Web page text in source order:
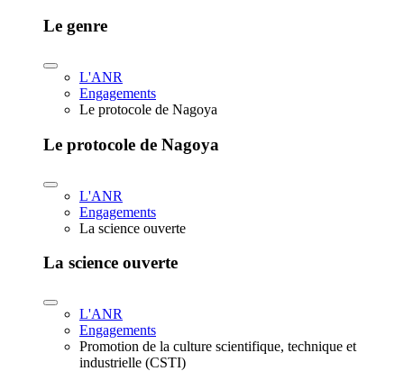
Le genre
L'ANR
Engagements
Le protocole de Nagoya
Le protocole de Nagoya
L'ANR
Engagements
La science ouverte
La science ouverte
L'ANR
Engagements
Promotion de la culture scientifique, technique et
industrielle (CSTI)